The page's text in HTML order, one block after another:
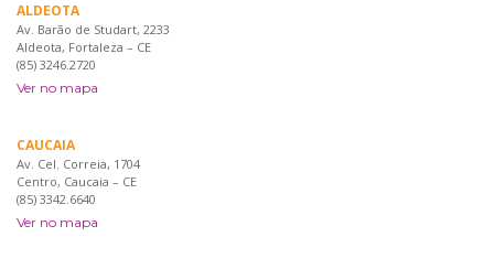
ALDEOTA
Av. Barão de Studart, 2233
Aldeota, Fortaleza – CE
(85) 3246.2720
Ver no mapa
CAUCAIA
Av. Cel. Correia, 1704
Centro, Caucaia – CE
(85) 3342.6640
Ver no mapa